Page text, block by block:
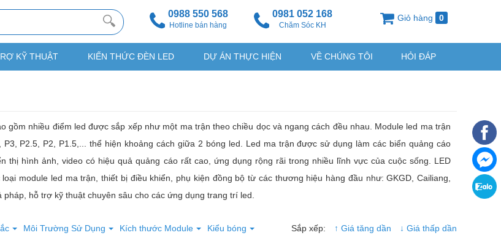
0988 550 568
Hotline bán hàng
0981 052 168
Chăm Sóc KH
Giỏ hàng 0
KỸ THUẬT KIẾN THỨC ĐÈN LED DỰ ÁN THỰC HIỆN VỀ CHÚNG TÔI HỎI ĐÁP
gồm nhiều điểm led được sắp xếp như một ma trận theo chiều dọc và ngang cách đều nhau. Module led ma trận
P3, P2.5, P2, P1.5,... thể hiện khoảng cách giữa 2 bóng led. Led ma trận được sử dụng làm các biển quảng cáo
thị hình ảnh, video có hiệu quả quảng cáo rất cao, ứng dụng rộng rãi trong nhiều lĩnh vực của cuộc sống. LED
module led ma trận, thiết bị điều khiển, phụ kiện đồng bộ từ các thương hiệu hàng đầu như: GKGD, Cailiang,
hỗ trợ kỹ thuật chuyên sâu cho các ứng dụng trang trí led.
Môi Trường Sử Dụng Kích thước Module Kiểu bóng Sắp xếp: ↑ Giá tăng dần ↓ Giá thấp dần